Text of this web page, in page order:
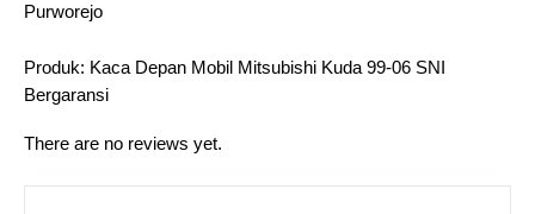
Purworejo
Produk: Kaca Depan Mobil Mitsubishi Kuda 99-06 SNI
Bergaransi
There are no reviews yet.